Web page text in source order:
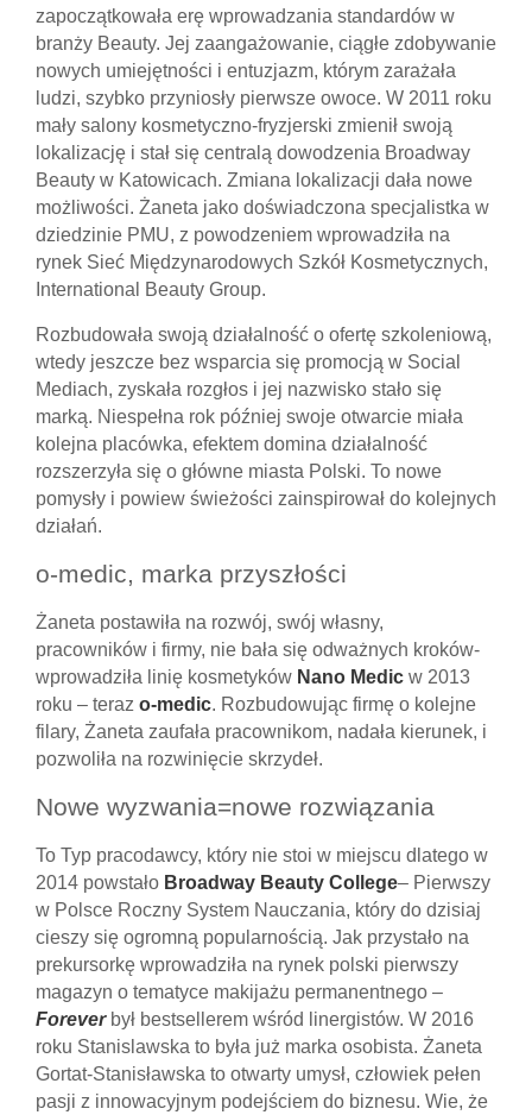
zapoczątkowała erę wprowadzania standardów w
branży Beauty. Jej zaangażowanie, ciągłe zdobywanie
nowych umiejętności i entuzjazm, którym zarażała
ludzi, szybko przyniosły pierwsze owoce. W 2011 roku
mały salony kosmetyczno-fryzjerski zmienił swoją
lokalizację i stał się centralą dowodzenia Broadway
Beauty w Katowicach. Zmiana lokalizacji dała nowe
możliwości. Żaneta jako doświadczona specjalistka w
dziedzinie PMU, z powodzeniem wprowadziła na
rynek Sieć Międzynarodowych Szkół Kosmetycznych,
International Beauty Group.
Rozbudowała swoją działalność o ofertę szkoleniową,
wtedy jeszcze bez wsparcia się promocją w Social
Mediach, zyskała rozgłos i jej nazwisko stało się
marką. Niespełna rok później swoje otwarcie miała
kolejna placówka, efektem domina działalność
rozszerzyła się o główne miasta Polski. To nowe
pomysły i powiew świeżości zainspirował do kolejnych
działań.
o-medic, marka przyszłości
Żaneta postawiła na rozwój, swój własny,
pracowników i firmy, nie bała się odważnych kroków-
wprowadziła linię kosmetyków Nano Medic w 2013
roku – teraz o-medic. Rozbudowując firmę o kolejne
filary, Żaneta zaufała pracownikom, nadała kierunek, i
pozwoliła na rozwinięcie skrzydeł.
Nowe wyzwania=nowe rozwiązania
To Typ pracodawcy, który nie stoi w miejscu dlatego w
2014 powstało Broadway Beauty College– Pierwszy
w Polsce Roczny System Nauczania, który do dzisiaj
cieszy się ogromną popularnością. Jak przystało na
prekursorkę wprowadziła na rynek polski pierwszy
magazyn o tematyce makijażu permanentnego –
Foreverbył bestsellerem wśród linergistów. W 2016
roku Stanislawska to była już marka osobista. Żaneta
Gortat-Stanisławska to otwarty umysł, człowiek pełen
pasji z innowacyjnym podejściem do biznesu. Wie, że